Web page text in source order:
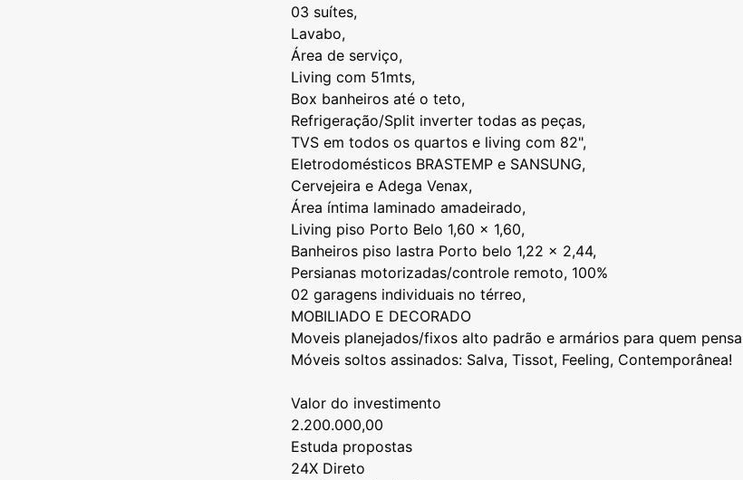
03 suítes,
Lavabo,
Área de serviço,
Living com 51mts,
Box banheiros até o teto,
Refrigeração/Split inverter todas as peças,
TVS em todos os quartos e living com 82",
Eletrodomésticos BRASTEMP e SANSUNG,
Cervejeira e Adega Venax,
Área íntima laminado amadeirado,
Living piso Porto Belo 1,60 x 1,60,
Banheiros piso lastra Porto belo 1,22 x 2,44,
Persianas motorizadas/controle remoto, 100%
⁠02 garagens individuais no térreo,
⁠MOBILIADO E DECORADO
Moveis planejados/fixos alto padrão e armários para quem
Móveis soltos assinados: Salva, Tissot, Feeling, Contemporânea!
Valor do investimento
2.200.000,00
⁠Estuda propostas
⁠24X Direto